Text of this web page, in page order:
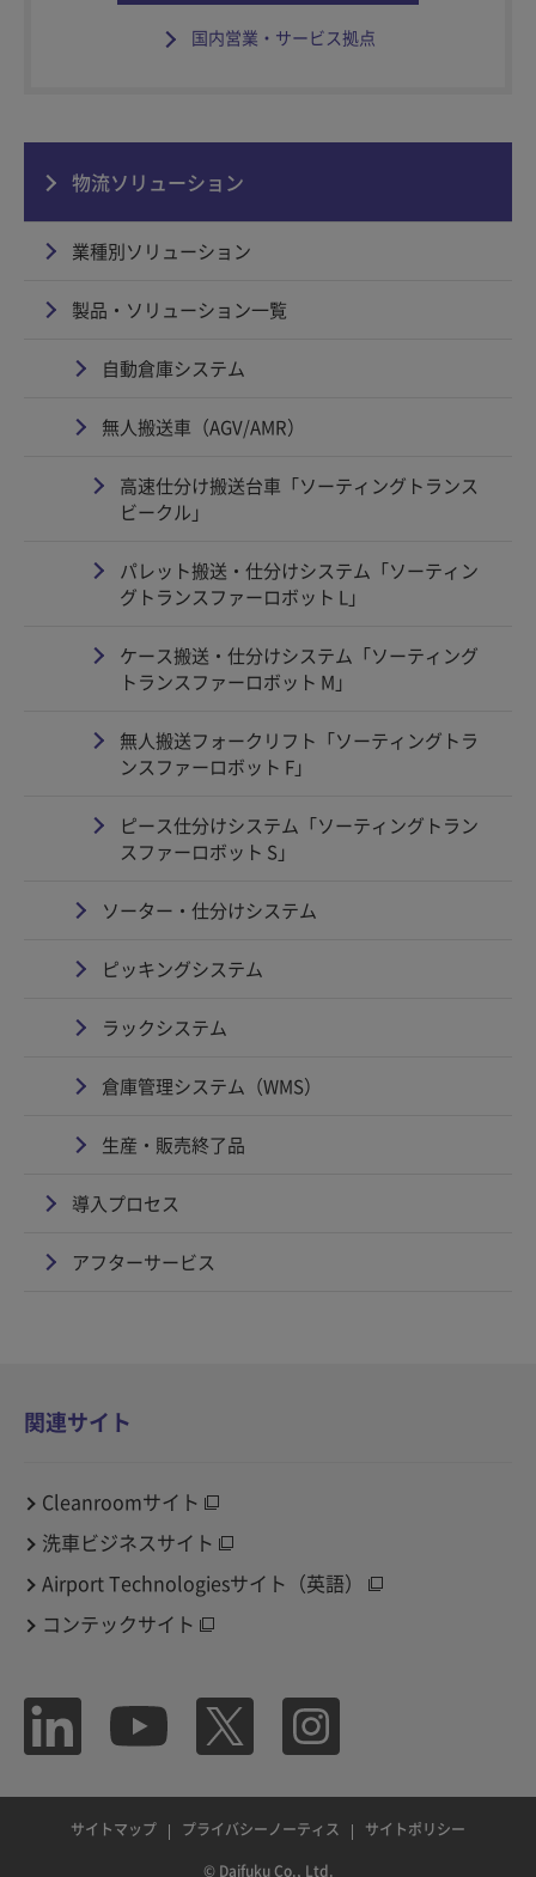
国内営業・サービス拠点
物流ソリューション
業種別ソリューション
製品・ソリューション一覧
自動倉庫システム
無人搬送車（AGV/AMR）
高速仕分け搬送台車「ソーティングトランス
ビークル」
パレット搬送・仕分けシステム「ソーティン
グトランスファーロボット L」
ケース搬送・仕分けシステム「ソーティング
トランスファーロボット M」
無人搬送フォークリフト「ソーティングトラ
ンスファーロボット F」
ピース仕分けシステム「ソーティングトラン
スファーロボット S」
ソーター・仕分けシステム
ピッキングシステム
ラックシステム
倉庫管理システム（WMS）
生産・販売終了品
導入プロセス
アフターサービス
関連サイト
Cleanroomサイト
洗車ビジネスサイト
Airport Technologiesサイト（英語）
コンテックサイト
サイトマップ プライバシーノーティス
サイトポリシー
© Daifuku Co., Ltd.